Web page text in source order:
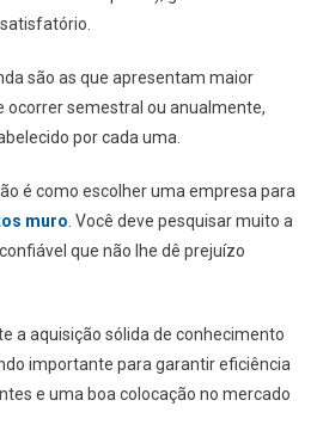
são as que apresentam maior
ocorrer semestral ou anualmente,
por cada uma.
é como escolher uma empresa para
muro . Você deve pesquisar muito a
que não lhe dê prejuízo
a aquisição sólida de conhecimento
importante para garantir eficiência
e uma boa colocação no mercado